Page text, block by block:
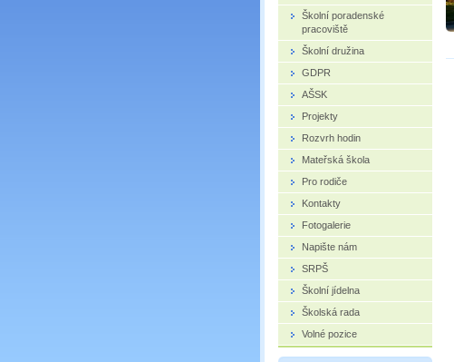
Školní poradenské
pracoviště
Školní družina
GDPR
AŠSK
Projekty
Rozvrh hodin
Mateřská škola
Pro rodiče
Kontakty
Fotogalerie
Napište nám
SRPŠ
Školní jídelna
Školská rada
Volné pozice